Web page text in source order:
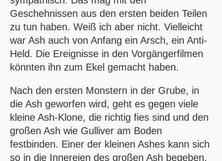
Geschehnissen aus den ersten beiden Teilen
zu tun haben. Weiß ich aber nicht. Vielleicht
war Ash auch von Anfang ein Arsch, ein Anti-
Held. Die Ereignisse in den Vorgängerfilmen
könnten ihn zum Ekel gemacht haben.
Nach den ersten Monstern in der Grube, in
die Ash geworfen wird, geht es gegen viele
kleine Ash-Klone, die richtig fies sind und den
großen Ash wie Gulliver am Boden
festbinden. Einer der kleinen Ashes kann sich
so in die Innereien des großen Ash begeben.